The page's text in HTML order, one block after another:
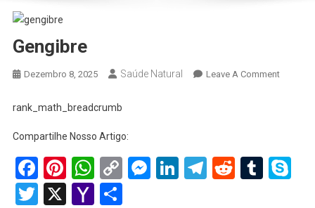
Gengibre
Dezembro 8, 2025 Saúde Natural Leave A CommentOn
rank_math_breadcrumb
Compartilhe Nosso Artigo:
Facebook
Pinterest
WhatsApp
Copy
Link
Messenger
LinkedIn
Telegram
Reddit
Twitter
X YahooShare